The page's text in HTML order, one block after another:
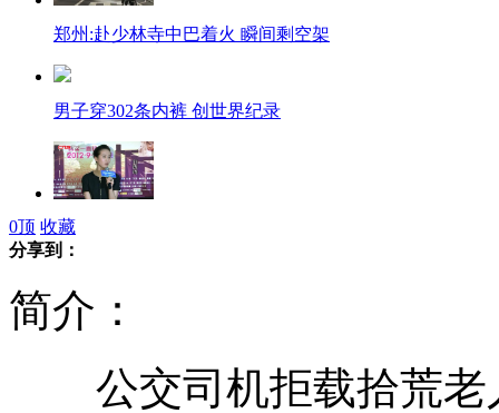
郑州:赴少林寺中巴着火 瞬间剩空架
男子穿302条内裤 创世界纪录
“穿越女王”刘诗诗吁理性爱国
彩虹桥横跨马路 婚礼排场有点大
追尾也玩“技术级” 堪比美国大片
0顶 收藏
分享到：
简介：
公交司机拒载拾荒老